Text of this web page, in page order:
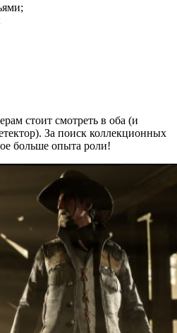
стоит смотреть в оба (и
За поиск коллекционных
больше опыта роли!